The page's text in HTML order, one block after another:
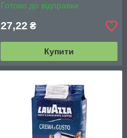
Готово до відправки
27,22 ₴
Купити